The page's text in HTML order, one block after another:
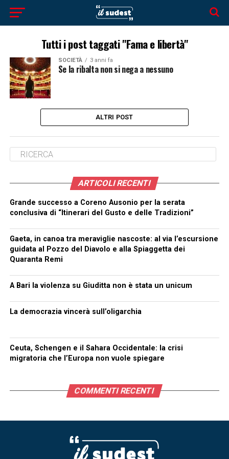
Tutti i post taggati "Fama e libertà"
SOCIETÀ 3 anni fa
Se la ribalta non si nega a nessuno
ALTRI POST
ARTICOLI RECENTI
Grande successo a Coreno Ausonio per la serata
conclusiva di “Itinerari del Gusto e delle Tradizioni”
Gaeta, in canoa tra meraviglie nascoste: al via l’escursione
guidata al Pozzo del Diavolo e alla Spiaggetta dei
Quaranta Remi
A Bari la violenza su Giuditta non è stata un unicum
La democrazia vincerà sull’oligarchia
Ceuta, Schengen e il Sahara Occidentale: la crisi
migratoria che l’Europa non vuole spiegare
COMMENTI RECENTI